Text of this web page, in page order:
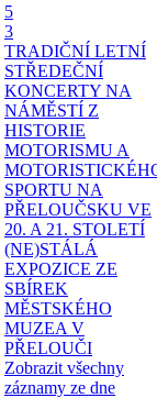
5
3
TRADIČNÍ LETNÍ
STŘEDEČNÍ
KONCERTY NA
NÁMĚSTÍ Z
HISTORIE
MOTORISMU A
SPORTU NA
PŘELOUČSKU VE
20. A 21. STOLETÍ
(NE)STÁLÁ
EXPOZICE ZE
SBÍREK
MĚSTSKÉHO
MUZEA V
PŘELOUČI
Zobrazit všechny
záznamy ze dne